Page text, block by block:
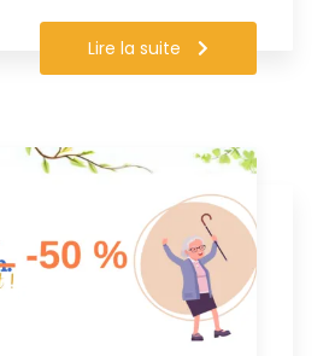
Lire la suite